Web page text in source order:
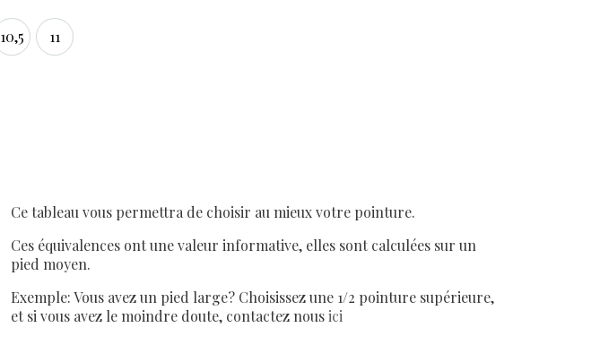
10,5
10,5 11
11
Ce tableau vous permettra de choisir au mieux votre pointure.
Ces équivalences ont une valeur informative, elles sont calculées sur un
pied moyen.
Exemple: Vous avez un pied large? Choisissez une 1/2 pointure supérieure,
et si vous avez le moindre doute, contactez nousici